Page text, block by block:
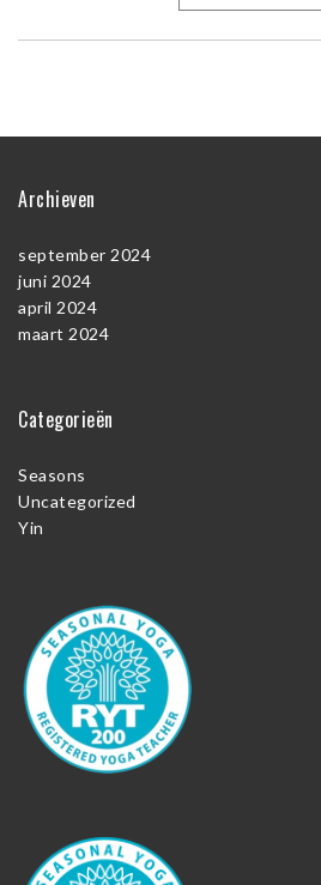
Archieven
september 2024
juni 2024
april 2024
maart 2024
Categorieën
Seasons
Uncategorized
Yin